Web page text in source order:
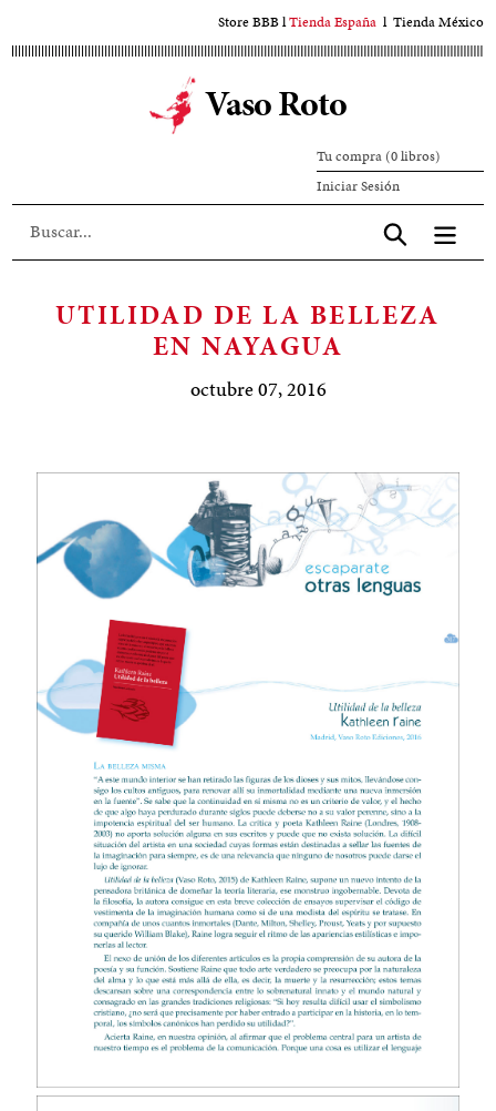
al
Store BBBlTienda España l Tienda México
Vaso Roto
Tu compra (0 libros)
Iniciar SesiónIniciar
sesión
Aceptar
UTILIDAD DE LA BELLEZA
EN NAYAGUA
octubre 07, 2016